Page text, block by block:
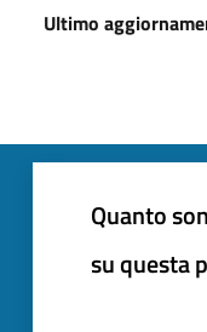
Ultimo
Quanto
su questa